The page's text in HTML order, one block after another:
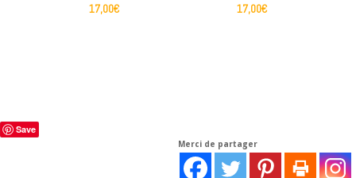
17,00€
17,00€
Save
Merci de partager